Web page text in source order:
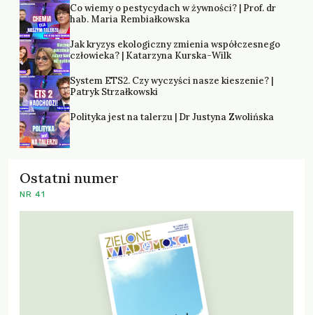
Co wiemy o pestycydach w żywności? | Prof. dr
hab. Maria Rembiałkowska
Jak kryzys ekologiczny zmienia współczesnego
człowieka? | Katarzyna Kurska-Wilk
System ETS2. Czy wyczyści nasze kieszenie? |
Patryk Strzałkowski
Polityka jest na talerzu | Dr Justyna Zwolińska
Ostatni numer
NR 41